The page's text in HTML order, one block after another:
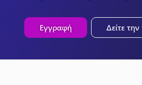
Εγγραφή Δείτε